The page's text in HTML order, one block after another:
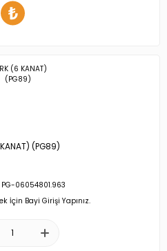
(PG89)
06054801.963
İçin Bayi Girişi Yapınız.